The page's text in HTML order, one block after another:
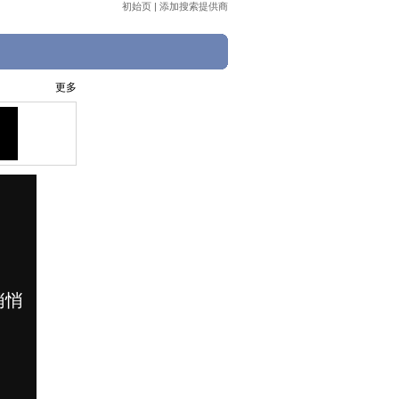
初始页 | 添加搜索提供商
更多